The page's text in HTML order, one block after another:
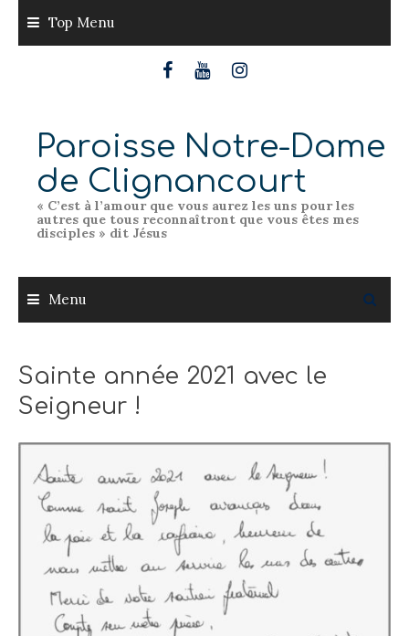
content
Top Menu
Paroisse Notre-Dame
de Clignancourt
« C’est à l’amour que vous aurez les uns pour les
autres que tous reconnaîtront que vous êtes mes
disciples » dit Jésus
Menu
Sainte année 2021 avec le
Seigneur !